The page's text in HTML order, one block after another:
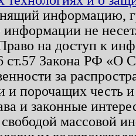
информацию,
информации не
на доступ к
ст.57 Закона РФ «О
за
и порочащих честь
и законные
свободой массовой